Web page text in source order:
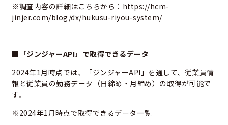
※調査内容の詳細はこちらから： https://hcm-
jinjer.com/blog/dx/hukusu-riyou-system/
■「ジンジャーAPI」で取得できるデータ
2024年1月時点では、「ジンジャーAPI」を通して、従業員情
報と従業員の勤務データ（日締め・月締め）の取得が可能で
す。
※2024年1月時点で取得できるデータ一覧